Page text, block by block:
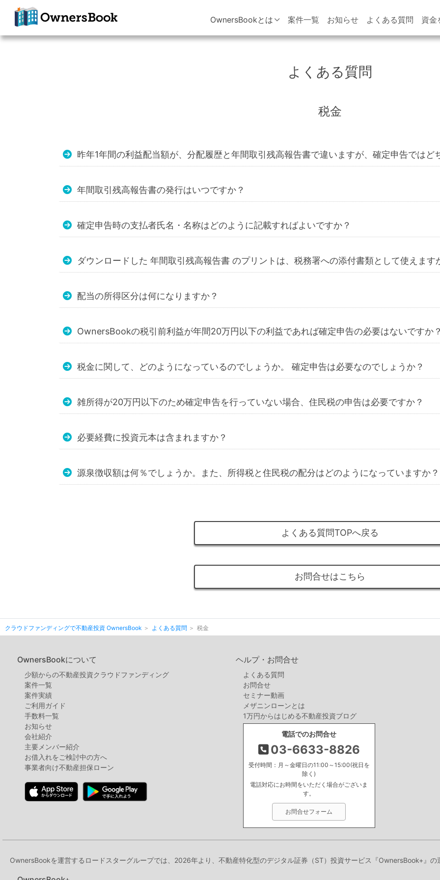
クラウドファン
OwnersBookとは 案件一覧 お知らせ よくある質問 資金
よくある質問
税金
昨年1年間の利益配当額が、分配履歴と年間取引残高報告書で違いますが、確定申告ではど
年間取引残高報告書の発行はいつですか？
確定申告時の支払者氏名・名称はどのように記載すればよいですか？
ダウンロードした 年間取引残高報告書 のプリントは、税務署への添付書類として使えます
配当の所得区分は何になりますか？
OwnersBookの税引前利益が年間20万円以下の利益であれば確定申告の必要はないですか
税金に関して、どのようになっているのでしょうか。 確定申告は必要なのでしょうか？
雑所得が20万円以下のため確定申告を行っていない場合、住民税の申告は必要ですか？
必要経費に投資元本は含まれますか？
源泉徴収額は何％でしょうか。また、所得税と住民税の配分はどのようになっていますか？
よくある質問TOPへ戻る
お問合せはこちら
クラウドファンディングで不動産投資 OwnersBook よくある質問 税金
OwnersBookについて
少額からの不動産投資クラウドファンディング
案件⼀覧
案件実績
ご利用ガイド
手数料一覧
お知らせ
会社紹介
主要メンバー紹介
お借入れをご検討中の方へ
事業者向け不動産担保ローン
ヘルプ・お問合せ
よくある質問
お問合せ
セミナー動画
メザニンローンとは
1万円からはじめる不動産投資ブログ
電話でのお問合せ
03-6633-8826
受付時間：月～金曜日の11:00～15:00(祝日を
除く)
電話対応にお時間をいただく場合がございま
す。
お問合せフォーム
OwnersBookを運営するロードスターグループでは、2026年より、不動産特化型のデジタル証券（ST）投資サービス『OwnersBook+』の